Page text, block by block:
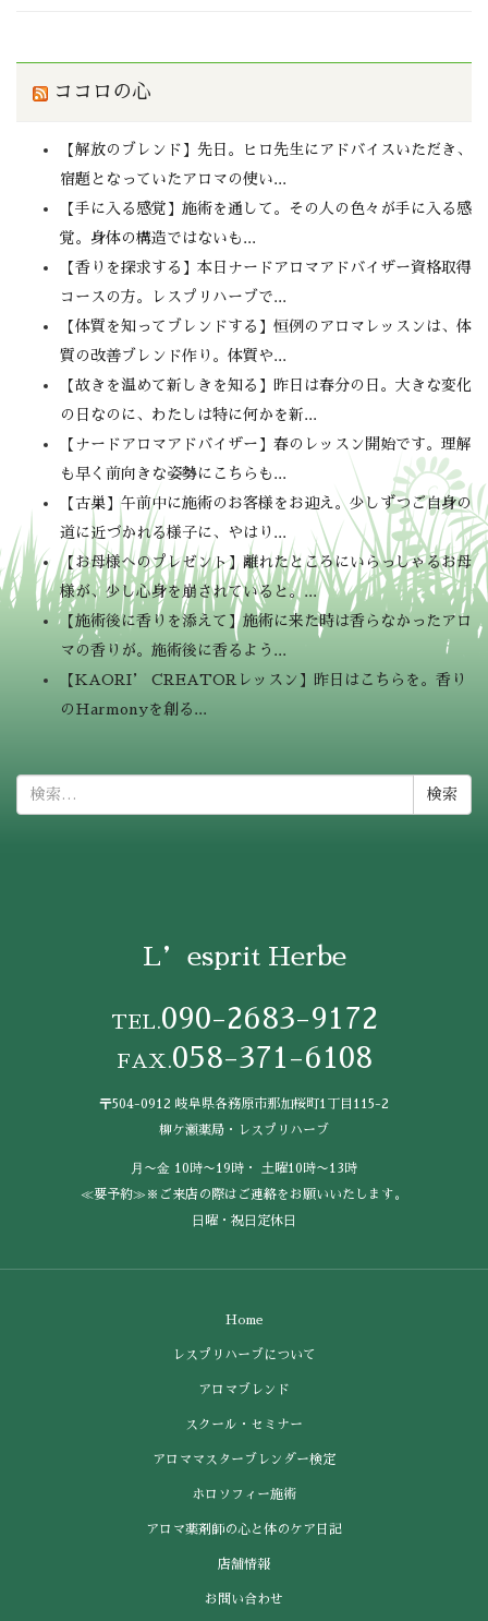
ココロの心
【解放のブレンド】先日。ヒロ先生にアドバイスいただき、
宿題となっていたアロマの使い...
【手に入る感覚】施術を通して。その人の色々が手に入る感
覚。身体の構造ではないも...
【香りを探求する】本日ナードアロマアドバイザー資格取得
コースの方。レスプリハーブで...
【体質を知ってブレンドする】恒例のアロマレッスンは、体
質の改善ブレンド作り。体質や...
【故きを温めて新しきを知る】昨日は春分の日。大きな変化
の日なのに、わたしは特に何かを新...
【ナードアロマアドバイザー】春のレッスン開始です。理解
も早く前向きな姿勢にこちらも...
【古巣】午前中に施術のお客様をお迎え。少しずつご自身の
道に近づかれる様子に、やはり...
【お母様へのプレゼント】離れたところにいらっしゃるお母
様が、少し心身を崩されていると。...
【施術後に香りを添えて】施術に来た時は香らなかったアロ
マの香りが。施術後に香るよう...
【KAORI’ CREATORレッスン】昨日はこちらを。香り
のHarmonyを創る...
索:
L’esprit Herbe
TEL.090-2683-9172
FAX.058-371-6108
〒504-0912 岐阜県各務原市那加桜町1丁目115-2
柳ケ瀬薬局・レスプリハーブ
⽉〜⾦ 10時〜19時・ ⼟曜10時〜13時
≪要予約≫※ご来店の際はご連絡をお願いいたします。
⽇曜・祝⽇定休⽇
Home
レスプリハーブについて
アロマブレンド
スクール・セミナー
アロママスターブレンダー検定
ホロソフィー施術
アロマ薬剤師の心と体のケア日記
店舗情報
お問い合わせ